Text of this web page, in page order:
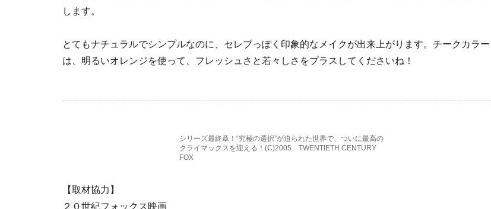
します。
とてもナチュラルでシンプルなのに、セレブっぽく印象的なメイクが出来上がります。チークカラー
は、明るいオレンジを使って、フレッシュさと若々しさをプラスしてくださいね！
シリーズ最終章！“究極の選択”が迫られた世界で、ついに最高の
クライマックスを迎える！(C)2005 TWENTIETH CENTURY
FOX
【取材協力】
２０世紀フォックス映画